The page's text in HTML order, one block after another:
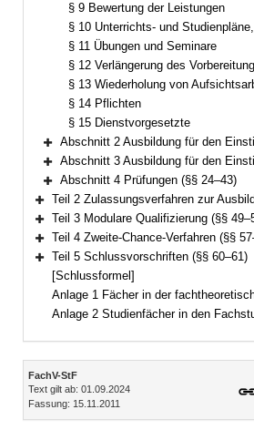
§ 9 Bewertung der Leistungen
§ 10 Unterrichts- und Studienpläne,
§ 11 Übungen und Seminare
§ 12 Verlängerung des
§ 13 Wiederholung von
§ 14 Pflichten
§ 15 Dienstvorgesetzte
Bereich erweitern
Abschnitt 2 Ausbildung für den Einstieg in der
Bereich erweitern
Abschnitt 3 Ausbildung für den Einstieg in der
Bereich erweitern
Abschnitt 4 Prüfungen (§§ 24–43)
Bereich erweitern
Teil 2 Zulassungsverfahren zur
Bereich erweitern
Teil 3 Modulare Qualifizierung (§§
Bereich erweitern
Teil 4 Zweite-Chance-Verfahren (§§
Bereich erweitern
Teil 5 Schlussvorschriften (§§ 60–61)
[Schlussformel]
Anlage 1 Fächer in der
Anlage 2 Studienfächer in den
Inhalt
FachV-StF
Text gilt ab: 01.09.2024
Fassung: 15.11.2011